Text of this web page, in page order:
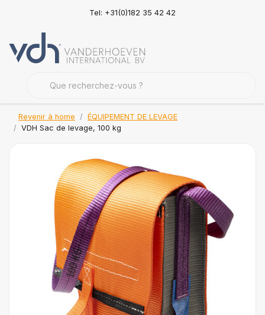
Tel: +31(0)182 35 42 42
Revenir à home
ÉQUIPEMENT DE LEVAGE
VDH Sac de levage, 100 kg